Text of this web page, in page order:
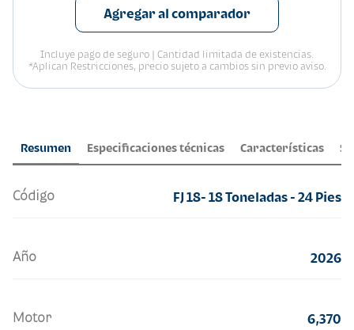
Resumen Especificaciones técnicas Características
Código FJ 18- 18 Toneladas - 24 Pies
Año 2026
Motor 6,370
Agregar al comparador
Incluye pago de seguro | Cantidad limitada de existencias.
*Aplican Restricciones, precio sujeto a cambios sin previo aviso.